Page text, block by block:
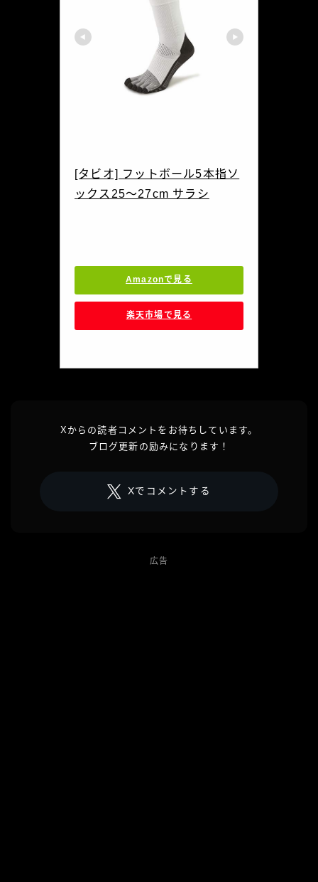
[タビオ] フットボール5本指ソ
ックス25～27cm サラシ
Amazonで見る
楽天市場で見る
Xからの読者コメントをお待ちしています。
ブログ更新の励みになります！
Xでコメントする
広告